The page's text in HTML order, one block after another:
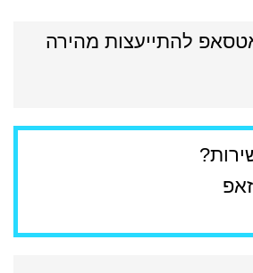
להתייעצות מהירה